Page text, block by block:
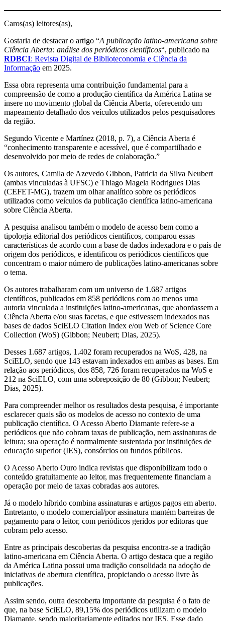
Caros(as) leitores(as),
Gostaria de destacar o artigo “A publicação latino-americana sobre
Ciência Aberta: análise dos periódicos científicos“, publicado na
RDBCI: Revista Digital de Biblioteconomia e Ciência da
Informação em 2025.
Essa obra representa uma contribuição fundamental para a
compreensão de como a produção científica da América Latina se
insere no movimento global da Ciência Aberta, oferecendo um
mapeamento detalhado dos veículos utilizados pelos pesquisadores
da região.
Segundo Vicente e Martínez (2018, p. 7), a Ciência Aberta é
“conhecimento transparente e acessível, que é compartilhado e
desenvolvido por meio de redes de colaboração.”
Os autores, Camila de Azevedo Gibbon, Patricia da Silva Neubert
(ambas vinculadas à UFSC) e Thiago Magela Rodrigues Dias
(CEFET-MG), trazem um olhar analítico sobre os periódicos
utilizados como veículos da publicação científica latino-americana
sobre Ciência Aberta.
A pesquisa analisou também o modelo de acesso bem como a
tipologia editorial dos periódicos científicos, comparou essas
características de acordo com a base de dados indexadora e o país de
origem dos periódicos, e identificou os periódicos científicos que
concentram o maior número de publicações latino-americanas sobre
o tema.
Os autores trabalharam com um universo de 1.687 artigos
científicos, publicados em 858 periódicos com ao menos uma
autoria vinculada a instituições latino-americanas, que abordassem a
Ciência Aberta e/ou suas facetas, e que estivessem indexados nas
bases de dados SciELO Citation Index e/ou Web of Science Core
Collection (WoS) (Gibbon; Neubert; Dias, 2025).
Desses 1.687 artigos, 1.402 foram recuperados na WoS, 428, na
SciELO, sendo que 143 estavam indexados em ambas as bases. Em
relação aos periódicos, dos 858, 726 foram recuperados na WoS e
212 na SciELO, com uma sobreposição de 80 (Gibbon; Neubert;
Dias, 2025).
Para compreender melhor os resultados desta pesquisa, é importante
esclarecer quais são os modelos de acesso no contexto de uma
publicação científica. O Acesso Aberto Diamante refere-se a
periódicos que não cobram taxas de publicação, nem assinaturas de
leitura; sua operação é normalmente sustentada por instituições de
educação superior (IES), consórcios ou fundos públicos.
O Acesso Aberto Ouro indica revistas que disponibilizam todo o
conteúdo gratuitamente ao leitor, mas frequentemente financiam a
operação por meio de taxas cobradas aos autores.
Já o modelo híbrido combina assinaturas e artigos pagos em aberto.
Entretanto, o modelo comercial/por assinatura mantém barreiras de
pagamento para o leitor, com periódicos geridos por editoras que
cobram pelo acesso.
Entre as principais descobertas da pesquisa encontra-se a tradição
latino-americana em Ciência Aberta. O artigo destaca que a região
da América Latina possui uma tradição consolidada na adoção de
iniciativas de abertura científica, propiciando o acesso livre às
publicações.
Assim sendo, outra descoberta importante da pesquisa é o fato de
que, na base SciELO, 89,15% dos periódicos utilizam o modelo
Diamante, sendo majoritariamente editados por IES. Esse dado